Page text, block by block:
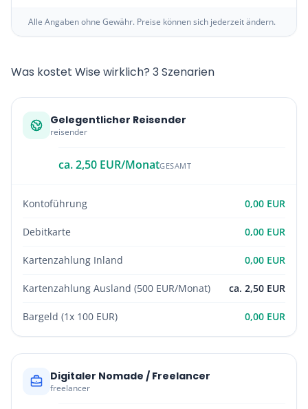
Alle Angaben ohne Gewähr. Preise können sich jederzeit ändern.
Was kostet Wise wirklich? 3 Szenarien
Gelegentlicher Reisender
reisender
ca. 2,50 EUR/MonatGESAMT
Kontoführung 0,00 EUR
Debitkarte 0,00 EUR
Kartenzahlung Inland 0,00 EUR
Kartenzahlung Ausland (500 EUR/Monat) ca. 2,50 EUR
Bargeld (1x 100 EUR) 0,00 EUR
Digitaler Nomade / Freelancer
freelancer